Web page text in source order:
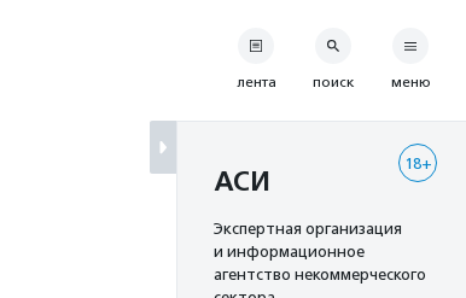
лента поиск меню
18+
АСИ
Экспертная организация
и информационное
агентство некоммерческого